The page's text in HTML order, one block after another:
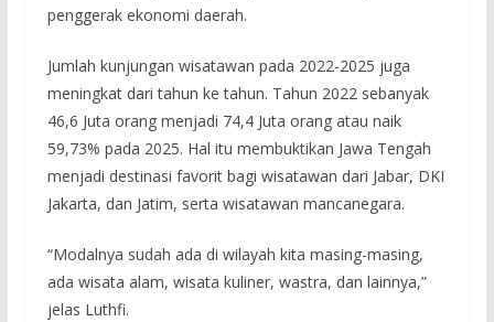
penggerak ekonomi daerah.
Jumlah kunjungan wisatawan pada 2022-2025 juga
meningkat dari tahun ke tahun. Tahun 2022 sebanyak
46,6 Juta orang menjadi 74,4 Juta orang atau naik
59,73% pada 2025. Hal itu membuktikan Jawa Tengah
menjadi destinasi favorit bagi wisatawan dari Jabar, DKI
Jakarta, dan Jatim, serta wisatawan mancanegara.
“Modalnya sudah ada di wilayah kita masing-masing,
ada wisata alam, wisata kuliner, wastra, dan lainnya,”
jelas Luthfi.